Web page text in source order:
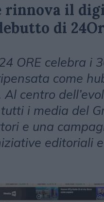
rinnova il
di
ORE celebra i
come
centro
i media del
e una
editoriali